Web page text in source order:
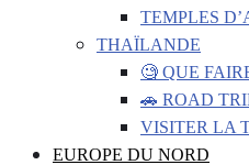
TEMPLES
THAÏLANDE
🧐 QUE
🚗 ROAD
VISITER LA
EUROPE DU NORD